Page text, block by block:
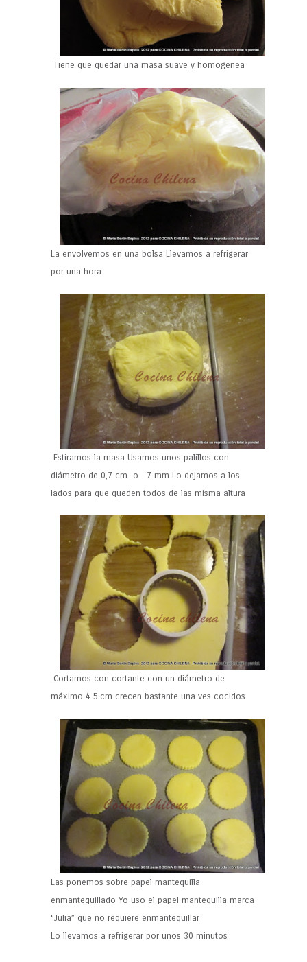
Tiene que quedar una masa suave y homogenea
La envolvemos en una bolsa Llevamos a refrigerar
por una hora
Estiramos la masa Usamos unos palillos con
diámetro de 0,7 cm o 7 mm Lo dejamos a los
lados para que queden todos de las misma altura
Cortamos con cortante con un diámetro de
máximo 4.5 cm crecen bastante una ves cocidos
Las ponemos sobre papel mantequilla
enmantequillado Yo uso el papel mantequilla marca
“Julia” que no requiere enmantequillar
Lo llevamos a refrigerar por unos 30 minutos